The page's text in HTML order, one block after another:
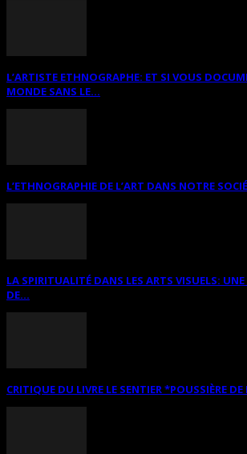
L’ARTISTE ETHNOGRAPHE: ET SI VOUS
MONDE SANS LE...
L’ETHNOGRAPHIE DE L’ART DANS NOTRE
LA SPIRITUALITÉ DANS LES ARTS VISUELS:
DE...
CRITIQUE DU LIVRE LE SENTIER *POUSSIÈRE DE